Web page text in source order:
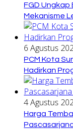
FGD Ungkap
Mekanisme
6 Agustus
PCM Kota
Hadirkan
4 Agustus
Harga